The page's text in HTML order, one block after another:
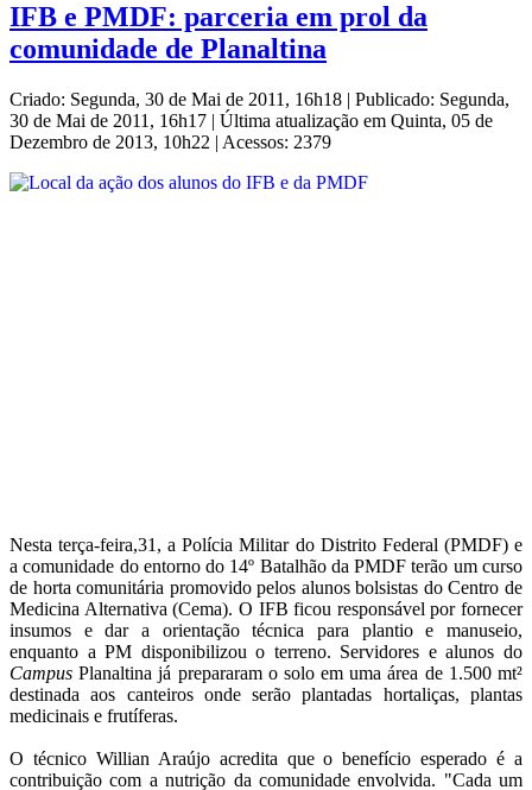
IFB e PMDF: parceria em prol da
comunidade de Planaltina
Criado: Segunda, 30 de Mai de 2011, 16h18 | Publicado: Segunda,
30 de Mai de 2011, 16h17 | Última atualização em Quinta, 05 de
Dezembro de 2013, 10h22 | Acessos: 2379
Nesta terça-feira,31, a Polícia Militar do Distrito Federal (PMDF) e
a comunidade do entorno do 14º Batalhão da PMDF terão um curso
de horta comunitária promovido pelos alunos bolsistas do Centro de
Medicina Alternativa (Cema). O IFB ficou responsável por fornecer
insumos e dar a orientação técnica para plantio e manuseio,
enquanto a PM disponibilizou o terreno. Servidores e alunos do
Campus Planaltina já prepararam o solo em uma área de 1.500 mt²
destinada aos canteiros onde serão plantadas hortaliças, plantas
medicinais e frutíferas.
O técnico Willian Araújo acredita que o benefício esperado é a
contribuição com a nutrição da comunidade envolvida. "Cada um